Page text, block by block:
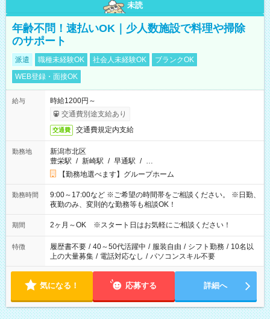
未読
年齢不問！速払いOK｜少人数施設で料理や掃除
のサポート
派遣 職種未経験OK 社会人未経験OK
ブランクOK
WEB登録・面接OK
給与
時給1200円～
交通費別途支給あり
交通費 交通費規定内支給
勤務地
新潟市北区
豊栄駅 / 新崎駅 / 早通駅 / …
【勤務地選べます】グループホーム
勤務時間
9:00～17:00など ※ご希望の時間帯をご相談ください。 ※日勤、
夜勤のみ、変則的な勤務等も相談OK！
期間 2ヶ月～OK ※スタート日はお気軽にご相談ください！
特徴 履歴書不要 / 40～50代活躍中 / 服装自由 / シフト勤務 / 10名以
上の大量募集 / 電話対応なし / パソコンスキル不要
気になる！ 応募する 詳細へ